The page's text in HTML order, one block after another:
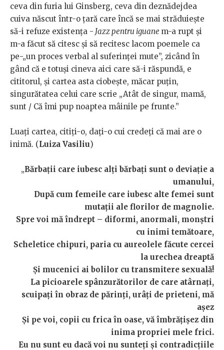
ceva din furia lui Ginsberg, ceva din deznădejdea
cuiva născut într-o țară care încă se mai străduiește
să-i refuze existența - Jazz pentru iguane m-a rupt și
m-a făcut să citesc și să recitesc lacom poemele ca
pe-„un proces verbal al suferinței mute”, zicând în
gând că e totuși cineva aici care să-i răspundă, e
cititorul, și cartea asta ciobește, măcar puțin,
singurătatea celui care scrie „Atât de singur, mamă,
sunt / Că îmi pup noaptea mâinile pe frunte.”
Luați cartea, citiți-o, dați-o cui credeți că mai are o
inimă. (Luiza Vasiliu)
„Bărbații care iubesc alți bărbați sunt o deviație a
umanului,
După cum femeile care iubesc alte femei sunt
mutații ale florilor de magnolie.
Spre voi mă îndrept – diformi, anormali, monștri
cu inimi temătoare,
Scheletice chipuri, paria cu aureolele făcute cercei
la urechea dreaptă
Și mucenici ai bolilor cu transmitere sexuală!
La picioarele spânzurătorilor de care atârnați,
scuipați în obraz de părinți, urâți de prieteni, mă
așez
Și pe voi, copii cu frica în oase, vă îmbrățișez din
inima propriei mele frici.
Eu nu sunt eu dacă voi nu sunteți și contradicțiile